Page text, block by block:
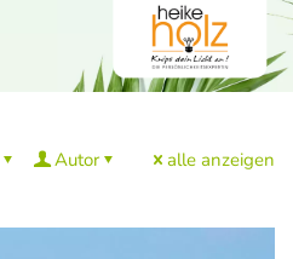
Autor alle anzeigen